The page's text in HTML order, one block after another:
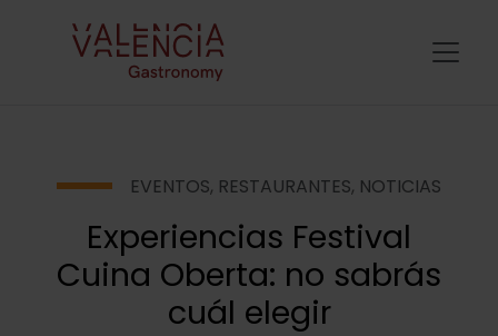
EVENTOS, RESTAURANTES, NOTICIAS
Experiencias Festival
Cuina Oberta: no sabrás
cuál elegir